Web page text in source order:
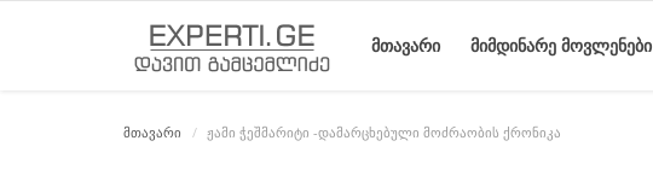
ᲛᲗᲐᲕᲐᲠᲘ ᲛᲘᲛᲓᲘᲜᲐᲠᲔ ᲛᲝᲕᲚᲔᲜᲔᲑᲘ
მთავარი ჟამი ჭეშმარიტი -დამარცხებული მოძრაობის ქრონიკა